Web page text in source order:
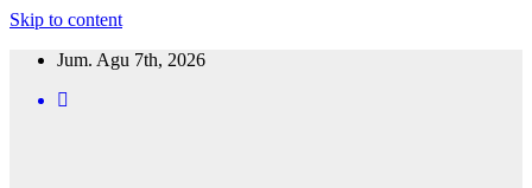
Skip to content
Jum. Agu 7th, 2026